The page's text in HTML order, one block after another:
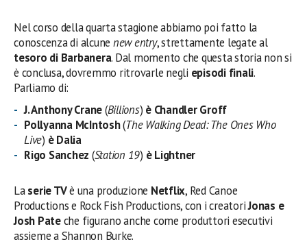
Nel corso della quarta stagione abbiamo poi fatto la
conoscenza di alcune new entry, strettamente legate al
tesoro di Barbanera. Dal momento che questa storia non si
è conclusa, dovremmo ritrovarle negli episodi finali.
Parliamo di:
J. Anthony Crane(Billions) è Chandler Groff
Pollyanna McIntosh(The Walking Dead: The Ones Who
Live) è Dalia
Rigo Sanchez (Station 19) è Lightner
Laserie TVè una produzione Netflix, Red Canoe
Productions e Rock Fish Productions, con i creatoriJonas e
Josh Pateche figurano anche come produttori esecutivi
assieme a Shannon Burke.